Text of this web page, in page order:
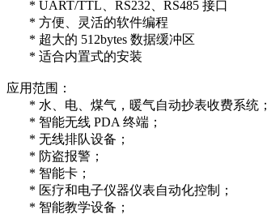
* UART/TTL、RS232、RS485 接口
* 方便、灵活的软件编程
* 超大的 512bytes 数据缓冲区
* 适合内置式的安装
应用范围：
* 水、电、煤气，暖气自动抄表收费系统；
* 智能无线 PDA 终端；
* 无线排队设备；
* 防盗报警；
* 智能卡；
* 医疗和电子仪器仪表自动化控制；
* 智能教学设备；